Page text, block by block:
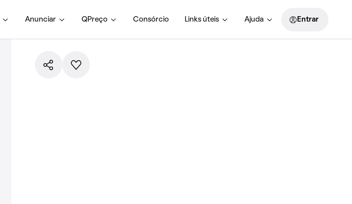
Anunciar QPreço Consórcio Links úteis Ajuda Entrar